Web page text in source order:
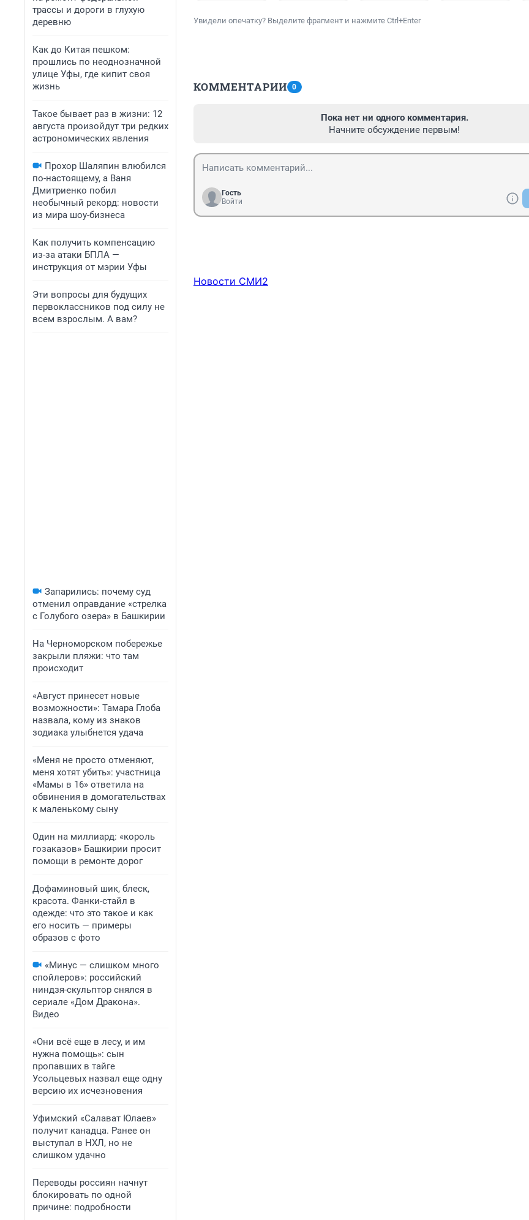
трассы и дороги в глухую
деревню
Как до Китая пешком:
прошлись по неоднозначной
улице Уфы, где кипит своя
жизнь
Такое бывает раз в жизни: 12
августа произойдут три редких
астрономических явления
Прохор Шаляпин влюбился
по-настоящему, а Ваня
Дмитриенко побил
необычный рекорд: новости
из мира шоу-бизнеса
Как получить компенсацию
из-за атаки БПЛА —
инструкция от мэрии Уфы
Эти вопросы для будущих
первоклассников под силу не
всем взрослым. А вам?
Запарились: почему суд
отменил оправдание «стрелка
с Голубого озера» в Башкирии
На Черноморском побережье
закрыли пляжи: что там
происходит
«Август принесет новые
возможности»: Тамара Глоба
назвала, кому из знаков
зодиака улыбнется удача
«Меня не просто отменяют,
меня хотят убить»: участница
«Мамы в 16» ответила на
обвинения в домогательствах
к маленькому сыну
Один на миллиард: «король
гозаказов» Башкирии просит
помощи в ремонте дорог
Дофаминовый шик, блеск,
красота. Фанки-стайл в
одежде: что это такое и как
его носить — примеры
образов с фото
«Минус — слишком много
спойлеров»: российский
ниндзя-скульптор снялся в
сериале «Дом Дракона».
Видео
«Они всё еще в лесу, и им
нужна помощь»: сын
пропавших в тайге
Усольцевых назвал еще одну
версию их исчезновения
Уфимский «Салават Юлаев»
получит канадца. Ранее он
выступал в НХЛ, но не
слишком удачно
Переводы россиян начнут
блокировать по одной
причине: подробности
Увидели опечатку? Выделите фрагмент и нажмите Ctrl+Enter
КОММЕНТАРИИ 0
Пока нет ни одного комментария.
Начните обсуждение первым!
Гость
Войти
Новости СМИ2